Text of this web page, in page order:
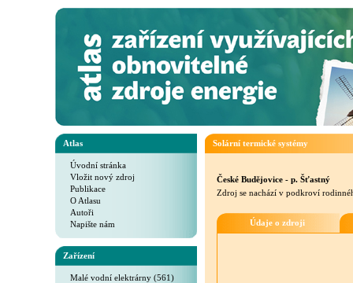
Atlas
Úvodní stránka
Vložit nový zdroj
Publikace
O Atlasu
Autoři
Napište nám
Zařízení
Malé vodní elektrárny (561)
Solární termické systémy
České Budějovice - p. Šťastný
Zdroj se nachází v podkroví
Údaje o zdroji